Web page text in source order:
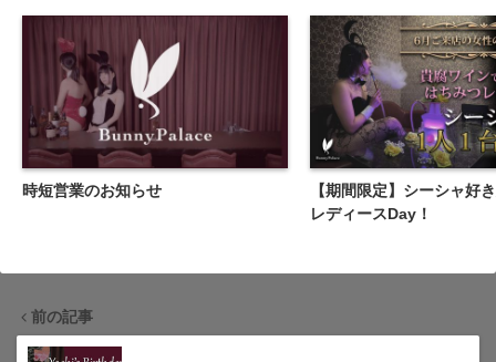
時短営業のお知らせ
【期間限定】シーシャ好
レディースDay！
前の記事